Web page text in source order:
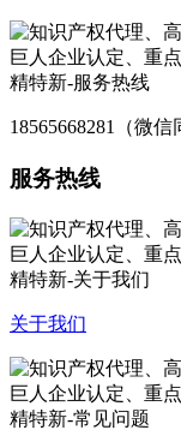
18565668281（微信
服务热线
关于我们